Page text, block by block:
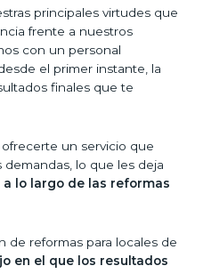
principales virtudes que
frente a nuestros
con un personal
el primer instante, la
finales que te
un servicio que
lo que les deja
lo largo de las reformas
de reformas para locales de
en el que los resultados